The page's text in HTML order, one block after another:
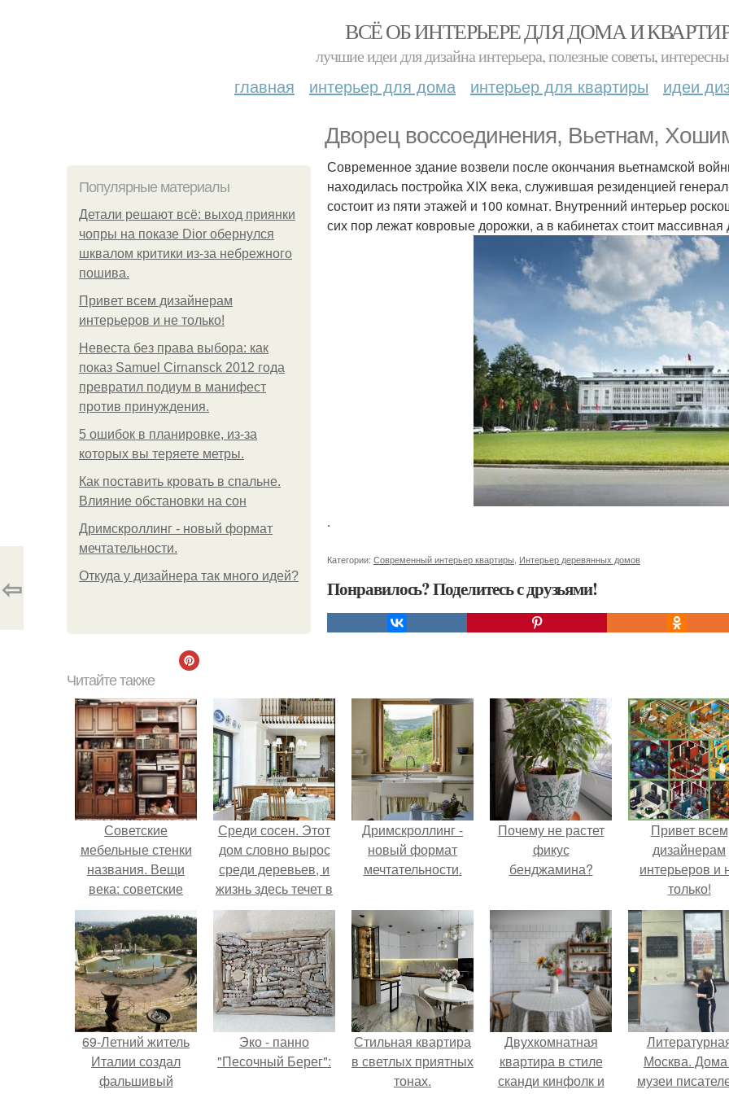
ВСЁ ОБ ИНТЕРЬЕРЕ ДЛЯ ДОМА И
лучшие идеи для дизайна интерьера, полезные советы,
главная интерьер для дома интерьер для квартиры идеи
Дворец воссоединения, Вьетнам,
Популярные материалы
Детали решают всё: выход приянки
чопры на показе Dior обернулся
шквалом критики из-за небрежного
пошива.
Привет всем дизайнерам
интерьеров и не только!
Невеста без права выбора: как
показ Samuel Cirnansck 2012 года
превратил подиум в манифест
против принуждения.
5 ошибок в планировке, из-за
которых вы теряете метры.
Как поставить кровать в спальне.
Влияние обстановки на сон
Дримскроллинг - новый формат
мечтательности.
Откуда у дизайнера так много идей?
Современное здание возвели после окончания вьетнамской
находилась постройка XIX века, служившая резиденцией
состоит из пяти этажей и 100 комнат. Внутренний интерьер
сих пор лежат ковровые дорожки, а в кабинетах стоит
.
Категории: Современный интерьер квартиры Интерьер деревянных домов
Понравилось? Поделитесь с друзьями!
⇦
Читайте также
Советские
мебельные стенки
названия. Вещи
века: советские
стенки 80-х.
Среди сосен. Этот
дом словно вырос
среди деревьев, и
жизнь здесь течет в
собственном ритме
- спокойно, без
спешки и лишнего
шума.
Дримскроллинг -
новый формат
мечтательности.
Почему не растет
фикус
бенджамина?
Привет всем
дизайнерам
интерьеров и
только!
69-Летний житель
Италии создал
фальшивый
Эко - панно
"Песочный Берег":
Стильная квартира
в светлых приятных
тонах.
Двухкомнатная
квартира в стиле
сканди кинфолк и
Москва.
музеи